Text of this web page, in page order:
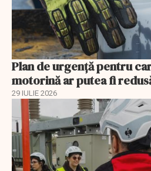
Plan de urgență pentru
motorină ar putea fi
29 IULIE 2026
EXCLUSIV